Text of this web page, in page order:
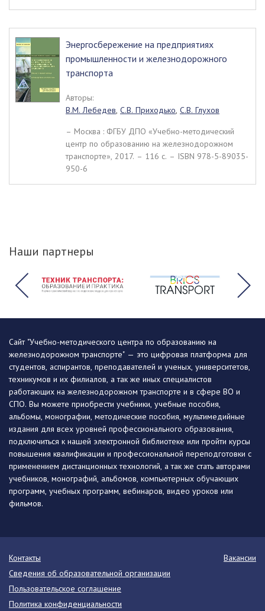
Энергосбережение на предприятиях
промышленности и железнодорожного
транспорта
Авторы:
В.М. Лебедев, С.В. Приходько, С.В. Глухов
– Москва : ФГБУ ДПО «Учебно-методический
центр по образованию на железнодорожном
транспорте», 2017. – 116 c. – ISBN 978-5-89035-
950-6
Наши партнеры
Сайт "Учебно-методического центра по образованию на
железнодорожном транспорте" — это цифровая платформа для
студентов, аспирантов, преподавателей и ученых, университетов,
техникумов и их филиалов, а так же иных специалистов
работающих на железнодорожном транспорте и в сфере ВО и
СПО. Вы можете приобрести учебники, учебные пособия,
альбомы, монографии, методические пособия, мультимедийные
издания для всех уровней профессионального образования,
подключиться к нашей электронной библиотеке или пройти курсы
повышения квалификации и профессиональной переподготовки с
применением дистанционных технологий, а так же стать авторами
учебников, монографий, альбомов, компьютерных обучающих
программ, учебных программ, вебинаров, видео уроков или
фильмов.
Контакты
Вакансии
Сведения об образовательной организации
Пользовательское соглашение
Политика конфиденциальности